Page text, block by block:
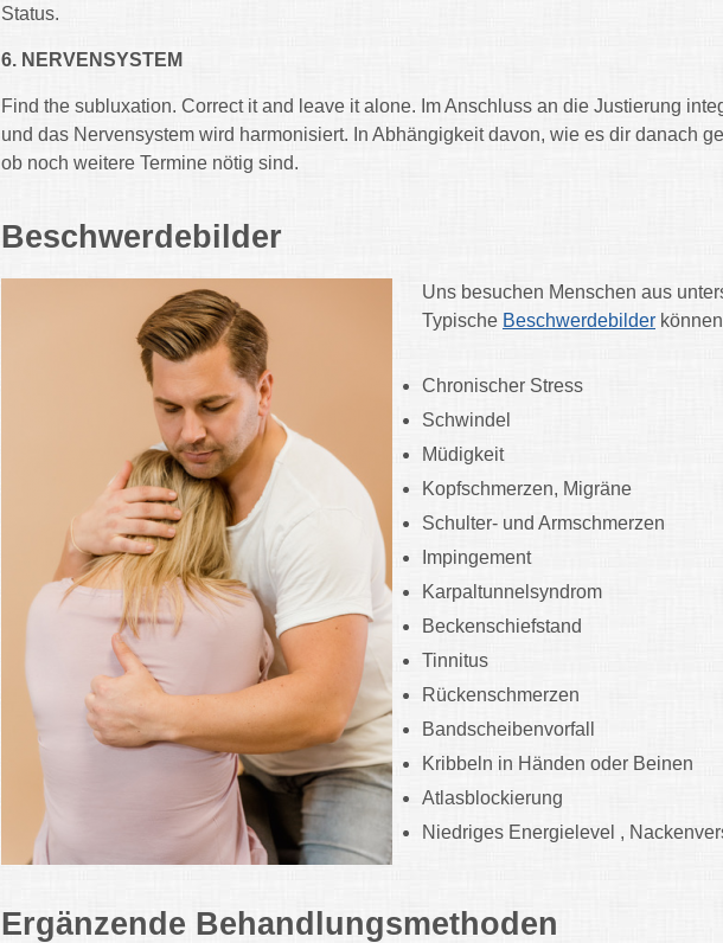
Status.
6. NERVENSYSTEM
Find the subluxation. Correct it and leave it alone. Im Anschluss an die Justierung
und das Nervensystem wird harmonisiert. In Abhängigkeit davon, wie es dir danach
ob noch weitere Termine nötig sind.
Beschwerdebilder
Uns besuchen Menschen aus
Typische Beschwerdebilder
Chronischer Stress
Schwindel
Müdigkeit
Kopfschmerzen, Migräne
Schulter- und Armschmerzen
Impingement
Karpaltunnelsyndrom
Beckenschiefstand
Tinnitus
Rückenschmerzen
Bandscheibenvorfall
Kribbeln in Händen oder Beinen
Atlasblockierung
Niedriges Energielevel ,
Ergänzende Behandlungsmethoden